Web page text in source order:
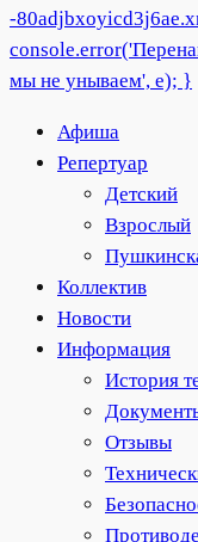
Афиша
Репертуар
Детский
Взрослый
Коллектив
Новости
Информация
История
Отзывы